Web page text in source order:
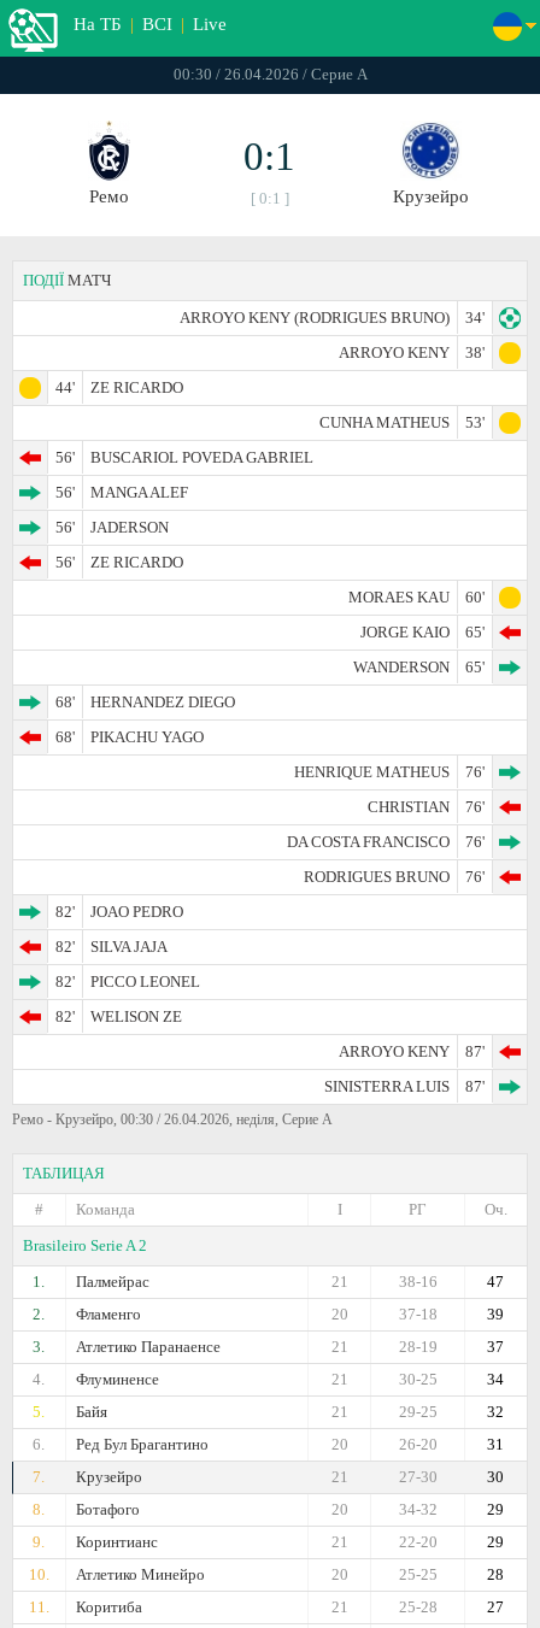
На ТБ | ВСІ | Live
00:30 / 26.04.2026 / Серие А
Ремо
0:1
[ 0:1 ] Крузейро
ПОДІЇ МАТЧ
ARROYO KENY (RODRIGUES BRUNO)
34'
ARROYO KENY
38'
44'
ZE RICARDO
CUNHA MATHEUS
53'
56'
BUSCARIOL POVEDA GABRIEL
56'
MANGA ALEF
56'
JADERSON
56'
ZE RICARDO
MORAES KAU
60'
JORGE KAIO
65'
WANDERSON
65'
68'
HERNANDEZ DIEGO
68'
PIKACHU YAGO
HENRIQUE MATHEUS
76'
CHRISTIAN
76'
DA COSTA FRANCISCO
76'
RODRIGUES BRUNO
76'
82'
JOAO PEDRO
82'
SILVA JAJA
82'
PICCO LEONEL
82'
WELISON ZE
ARROYO KENY
87'
SINISTERRA LUIS
87'
Ремо - Крузейро, 00:30 / 26.04.2026, неділя, Серие А
ТАБЛИЦАЯ
#
Команда Оч.
РГ
I
Brasileiro Serie A 2
1.
Палмейрас 47
38-16
21
2.
Фламенго 39
37-18
20
3.
Атлетико Паранаенсе 37
28-19
21
4.
Флуминенсе 34
30-25
21
5.
Байя 32
29-25
21
6.
Ред Бул Брагантино 31
26-20
20
7.
Крузейро 30
27-30
21
8.
Ботафого 29
34-32
20
9.
Коринтианс 29
22-20
21
10.
Атлетико Минейро 28
25-25
20
11.
Коритиба 27
25-28
21